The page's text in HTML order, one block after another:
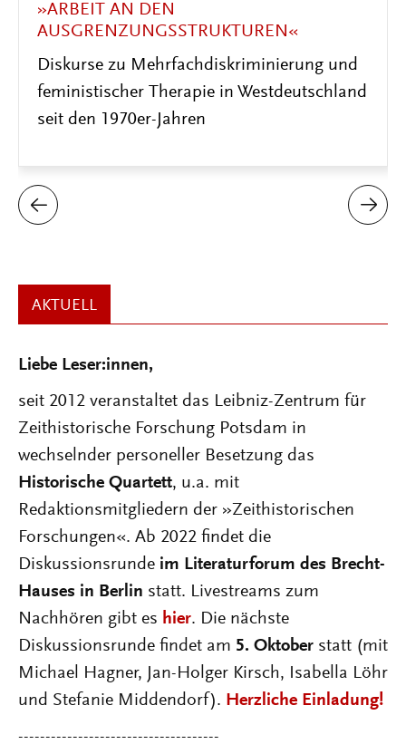
TRUE CRIME UND DIE ERKLÄRUNG DES
BÖSEN
Forensische Psychiatrie zwischen
Information und Entertainment
AKTUELL
Liebe Leser:innen,
seit 2012 veranstaltet das Leibniz-Zentrum für
Zeithistorische Forschung Potsdam in
wechselnder personeller Besetzung das
Historische Quartett, u.a. mit
Redaktionsmitgliedern der »Zeithistorischen
Forschungen«. Ab 2022 findet die
Diskussionsrunde im Literaturforum des Brecht-
Hauses in Berlin statt. Livestreams zum
Nachhören gibt es hier. Die nächste
Diskussionsrunde findet am 5. Oktober statt (mit
Michael Hagner, Jan-Holger Kirsch, Isabella Löhr
und Stefanie Middendorf). Herzliche Einladung!
-------------------------------------